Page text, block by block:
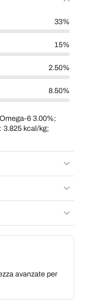
33%
15%
2.50%
8.50%
6 3.00%;
3.825 kcal/kg;
avanzate per